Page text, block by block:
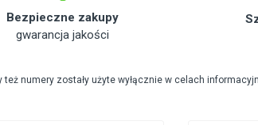
Bezpieczne zakupy
gwarancja jakości
numery zostały użyte wyłącznie w celach